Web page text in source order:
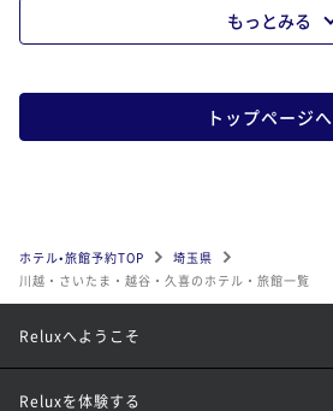
もっとみる
トップページへ
ホテル•旅館予約TOP
埼玉県
川越・さいたま・越谷・久喜のホテル・旅館一覧
Reluxへようこそ
Reluxを体験する